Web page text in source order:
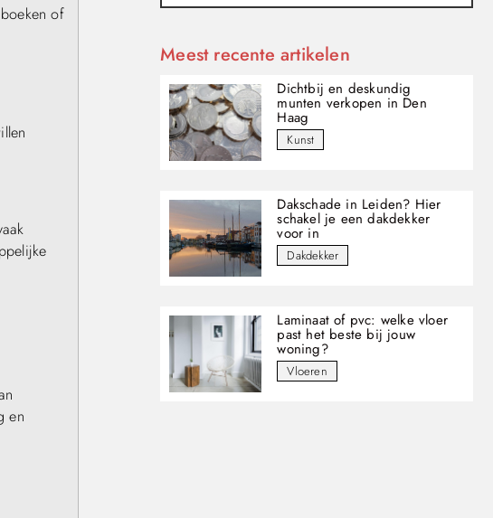
of
en
Meest recente artikelen
Dichtbij en deskundig
munten verkopen in Den
Haag
Kunst
Dakschade in Leiden? Hier
schakel je een dakdekker
voor in
Dakdekker
Laminaat of pvc: welke vloer
past het beste bij jouw
woning?
Vloeren